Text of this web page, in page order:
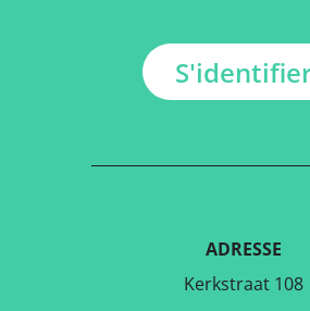
ADRESSE
Kerkstraat 108